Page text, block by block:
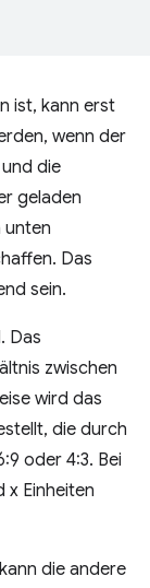
ist, kann erst
wenn der
die
geladen
unten
Das
sein.
Das
zwischen
wird das
die durch
oder 4:3. Bei
x Einheiten
die andere